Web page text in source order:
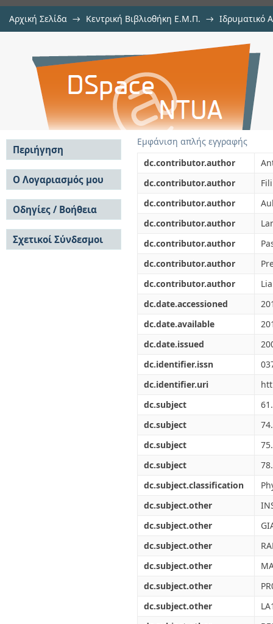
Αρχική Σελίδα → Κεντρική Βιβλιοθήκη Ε.Μ.Π. → Ιδρυματικό
Pressure and magnetic field
Εμφάνιση απλής εγγραφής
dc.contributor.author
dc.contributor.author
dc.contributor.author
dc.contributor.author
dc.contributor.author
dc.contributor.author
dc.contributor.author
dc.date.accessioned
dc.date.available
dc.date.issued
dc.identifier.issn
dc.identifier.uri
dc.subject
dc.subject
dc.subject
dc.subject
dc.subject.classification
dc.subject.other
dc.subject.other
dc.subject.other
dc.subject.other
dc.subject.other
dc.subject.other
Περιήγηση
Σε όλο το DSpace
Κοινότητες & Συλλογές
Ανά Ημερομηνία
Έκδοσης
Συγγραφείς
Τίτλοι
Θέματα
Ο Λογαριασμός μου
Σύνδεση
Εγγραφή
Οδηγίες / Βοήθεια
Οδηγίες Υποβολής
Οδηγίες Χρήσης ΙΑ
Συχνές Ερωτήσεις
Σχετικοί Σύνδεσμοι